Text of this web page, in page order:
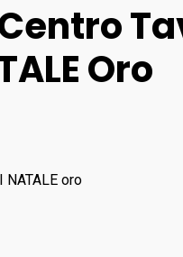
Oro
NATALE oro